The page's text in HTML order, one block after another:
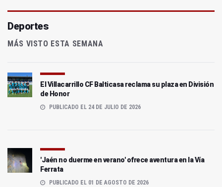
Deportes
MÁS VISTO ESTA SEMANA
El Villacarrillo CF Balticasa reclama su plaza en División
de Honor
PUBLICADO EL 24 DE JULIO DE 2026
'Jaén no duerme en verano' ofrece aventura en la Vía
Ferrata
PUBLICADO EL 01 DE AGOSTO DE 2026